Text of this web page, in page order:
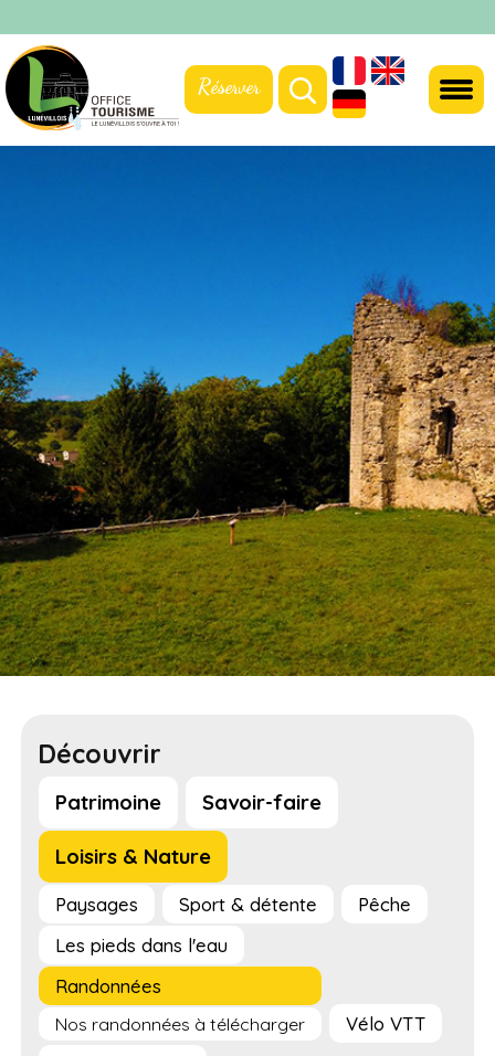
Réserver
Découvrir
Patrimoine Savoir-faire
Loisirs & Nature
Paysages Sport & détente
Pêche
Les pieds dans l'eau
Randonnées
Nos randonnées à télécharger Vélo VTT